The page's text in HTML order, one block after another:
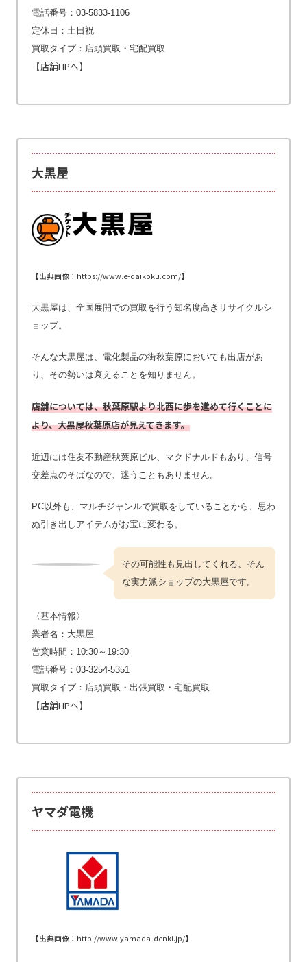
電話番号：03-5833-1106
定休日：土日祝
買取タイプ：店頭買取・宅配買取
【 店舗HPへ】
大黒屋
【出典画像：https://www.e-daikoku.com/】
大黒屋は、全国展開での買取を行う知名度高きリサイクルシ
ョップ。
そんな大黒屋は、電化製品の街秋葉原においても出店があ
り、その勢いは衰えることを知りません。
店舗については、秋葉原駅より北西に歩を進めて行くことに
より、大黒屋秋葉原店が見えてきます。
近辺には住友不動産秋葉原ビル、マクドナルドもあり、信号
交差点のそばなので、迷うこともありません。
PC以外も、マルチジャンルで買取をしていることから、思わ
ぬ引き出しアイテムがお宝に変わる。
その可能性も見出してくれる、そん
な実力派ショップの大黒屋です。
〈基本情報〉
業者名：大黒屋
営業時間：10:30～19:30
電話番号：03-3254-5351
買取タイプ：店頭買取・出張買取・宅配買取
【 店舗HPへ】
ヤマダ電機
【出典画像：http://www.yamada-denki.jp/】